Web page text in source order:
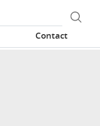
Contact